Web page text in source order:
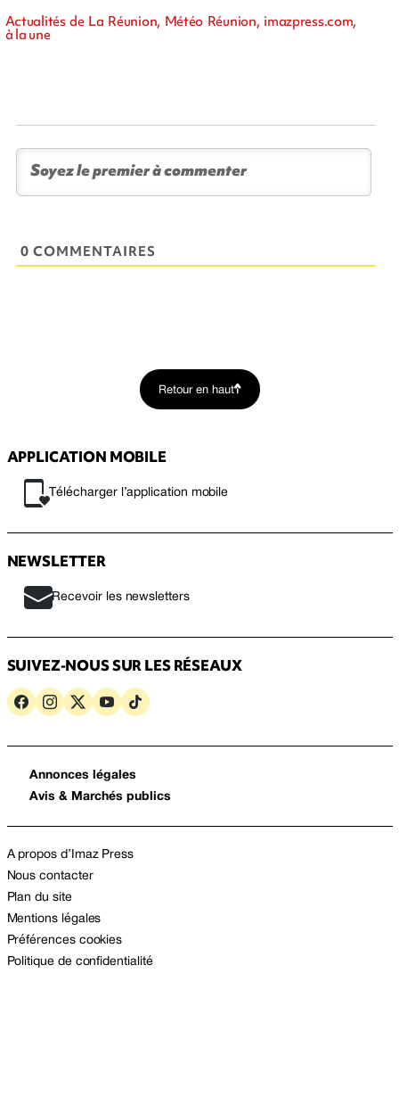
Actualités de La Réunion, Météo Réunion, imazpress.com,
à la une
0 COMMENTAIRES
Retour en haut
APPLICATION MOBILE
Télécharger l’application mobile
NEWSLETTER
Recevoir les newsletters
SUIVEZ-NOUS SUR LES RÉSEAUX
Annonces légales
Avis & Marchés publics
A propos d’Imaz Press
Nous contacter
Plan du site
Mentions légales
Préférences cookies
Politique de confidentialité